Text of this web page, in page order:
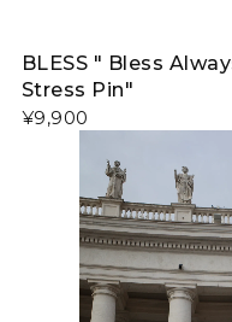
BLESS " Bless
Stress Pin"
¥9,900